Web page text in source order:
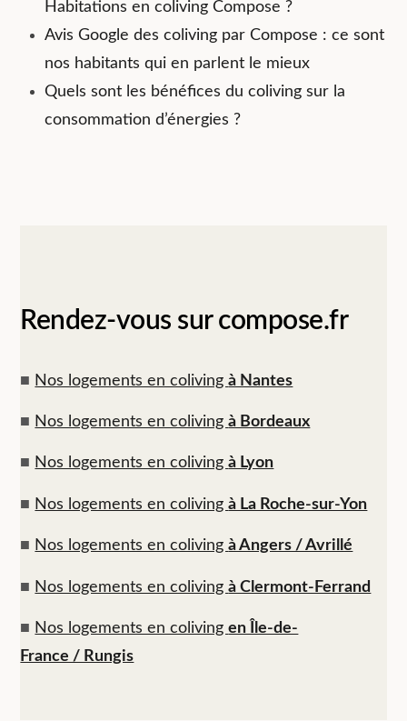
Habitations en coliving Compose ?
Avis Google des coliving par Compose : ce sont
nos habitants qui en parlent le mieux
Quels sont les bénéfices du coliving sur la
consommation d’énergies ?
Rendez-vous sur compose.fr
■ Nos logements en colivingà Nantes
■ Nos logements en colivingà Bordeaux
■ Nos logements en colivingà Lyon
■ Nos logements en colivingà La Roche-sur-Yon
■ Nos logements en colivingà Angers / Avrillé
■ Nos logements en colivingà Clermont-Ferrand
■ Nos logements en colivingen Île-de-
France / Rungis